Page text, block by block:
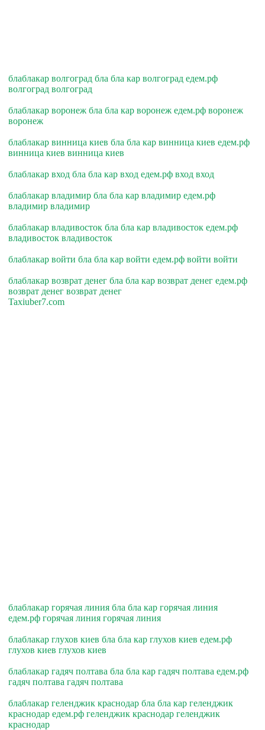
блаблакар волгоград бла бла кар волгоград едем.рф
волгоград волгоград
блаблакар воронеж бла бла кар воронеж едем.рф воронеж
воронеж
блаблакар винница киев бла бла кар винница киев едем.рф
винница киев винница киев
блаблакар вход бла бла кар вход едем.рф вход вход
блаблакар владимир бла бла кар владимир едем.рф
владимир владимир
блаблакар владивосток бла бла кар владивосток едем.рф
владивосток владивосток
блаблакар войти бла бла кар войти едем.рф войти войти
блаблакар возврат денег бла бла кар возврат денег едем.рф
возврат денег возврат денег
Taxiuber7.com
блаблакар горячая линия бла бла кар горячая линия
едем.рф горячая линия горячая линия
блаблакар глухов киев бла бла кар глухов киев едем.рф
глухов киев глухов киев
блаблакар гадяч полтава бла бла кар гадяч полтава едем.рф
гадяч полтава гадяч полтава
блаблакар геленджик краснодар бла бла кар геленджик
краснодар едем.рф геленджик краснодар геленджик
краснодар